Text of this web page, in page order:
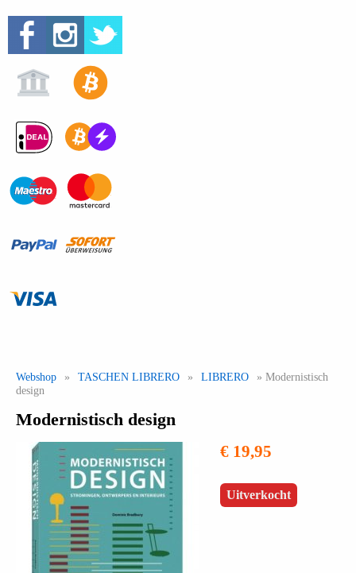
Webshop » TASCHEN LIBRERO » LIBRERO
» Modernistisch
design
Modernistisch design
€ 19,95
Uitverkocht